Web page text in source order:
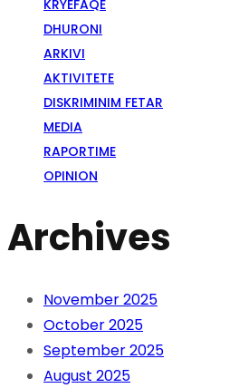
KRYEFAQE
DHURONI
ARKIVI
AKTIVITETE
DISKRIMINIM FETAR
MEDIA
RAPORTIME
OPINION
Archives
November 2025
October 2025
September 2025
August 2025